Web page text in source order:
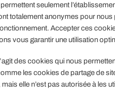
seulement
totalement anonymes pour
Accepter ces
vous garantir une utilisation
des cookies qui nous
les cookies de partage de
elle n’est pas autorisée à les